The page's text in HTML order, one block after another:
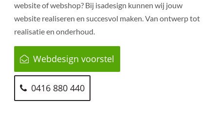
website of webshop? Bij isadesign kunnen wij jouw
website realiseren en succesvol maken. Van ontwerp tot
realisatie en onderhoud.
Webdesign voorstel
0416 880 440